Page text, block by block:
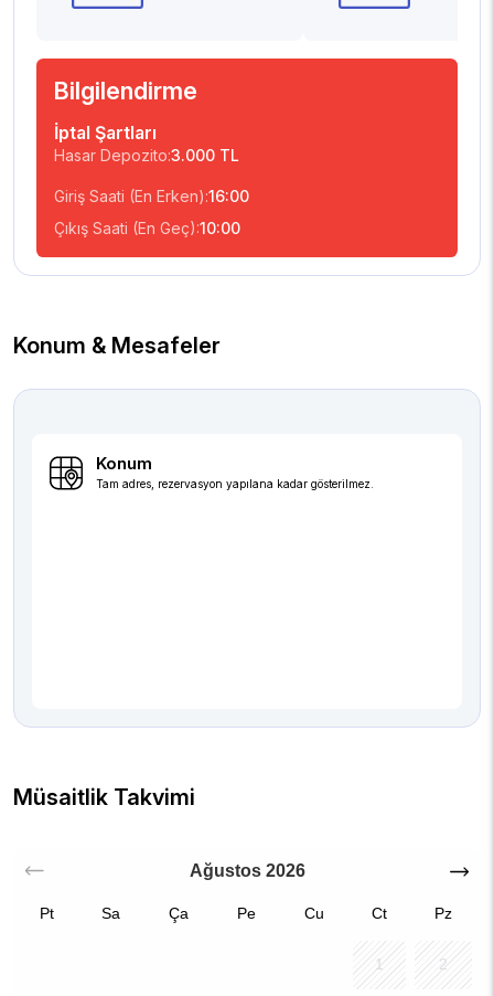
Bilgilendirme
İptal Şartları
Hasar Depozito:3.000 TL
Giriş Saati (En Erken):16:00
Çıkış Saati (En Geç):10:00
Konum & Mesafeler
Konum
Tam adres, rezervasyon yapılana kadar gösterilmez.
Müsaitlik Takvimi
Ağustos 2026
Pt Sa Ça Pe Cu Ct Pz
1 2